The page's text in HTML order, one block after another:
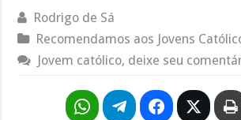
Rodrigo de Sá
Recomendamos aos Jovens
Jovem católico, deixe seu